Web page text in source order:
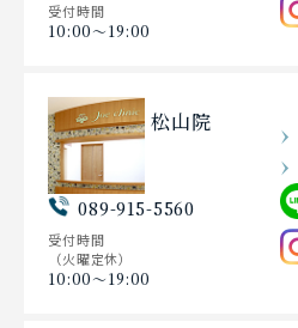
受付時間
10:00〜19:00
松山院
089-915-5560
受付時間
（火曜定休）
10:00〜19:00